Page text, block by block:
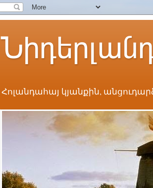
Հոլանդահայ կյանքին,